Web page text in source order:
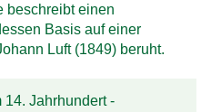
beschreibt einen
Basis auf einer
Luft (1849) beruht.
14. Jahrhundert -